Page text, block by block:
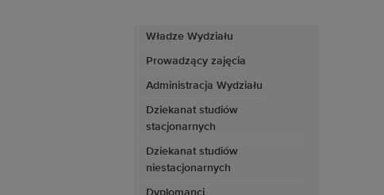
Władze Wydziału
Prowadzący zajęcia
Administracja Wydziału
Dziekanat studiów
stacjonarnych
Dziekanat studiów
niestacjonarnych
Dyplomanci